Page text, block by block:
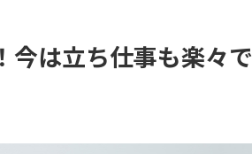
今は立ち仕事も楽々で